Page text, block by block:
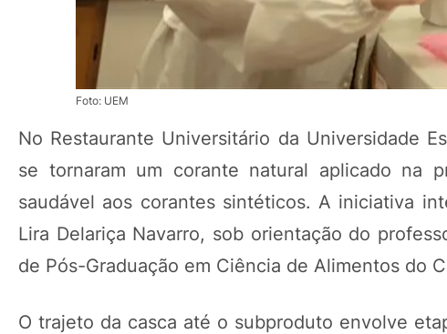
Foto: UEM
No Restaurante Universitário da Universidade
se tornaram um corante natural aplicado na
saudável aos corantes sintéticos. A iniciativa
Lira Delariça Navarro, sob orientação do
de Pós-Graduação em Ciência de Alimentos do
O trajeto da casca até o subproduto envolve